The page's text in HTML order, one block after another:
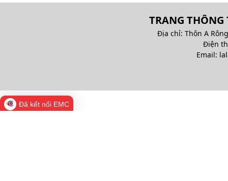
TRANG
Địa chỉ: Thôn A
Điện
Email:
Đã kết nối EMC